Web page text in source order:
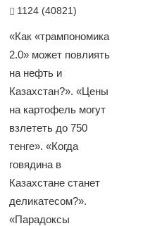
1124 (40821)
«Как «трампономика
2.0» может повлиять
на нефть и
Казахстан?». «Цены
на картофель могут
взлететь до 750
тенге». «Когда
говядина в
Казахстане станет
деликатесом?».
«Парадоксы